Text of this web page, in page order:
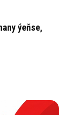
ýeňse,